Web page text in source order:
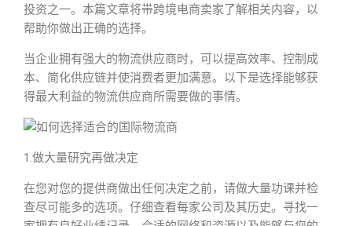
投资之一。本篇文章将带跨境电商卖家了解相关内容，以
帮助你做出正确的选择。
当企业拥有强大的物流供应商时，可以提高效率、控制成
本、简化供应链并使消费者更加满意。以下是选择能够获
得最大利益的物流供应商所需要做的事情。
1.做大量研究再做决定
在您对您的提供商做出任何决定之前，请做大量功课并检
查尽可能多的选项。仔细查看每家公司及其历史。寻找一